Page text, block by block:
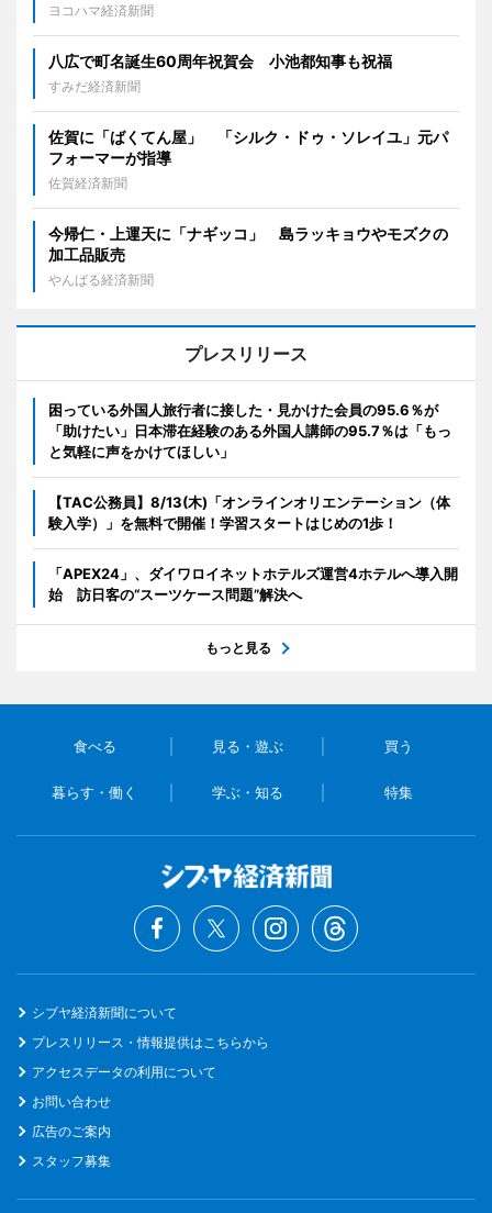
ヨコハマ経済新聞
八広で町名誕生60周年祝賀会 小池都知事も祝福
すみだ経済新聞
佐賀に「ばくてん屋」 「シルク・ドゥ・ソレイユ」元パ
フォーマーが指導
佐賀経済新聞
今帰仁・上運天に「ナギッコ」 島ラッキョウやモズクの
加工品販売
やんばる経済新聞
プレスリリース
困っている外国人旅行者に接した・見かけた会員の95.6％が
「助けたい」日本滞在経験のある外国人講師の95.7％は「もっ
と気軽に声をかけてほしい」
【TAC公務員】8/13(木)「オンラインオリエンテーション（体
験入学）」を無料で開催！学習スタートはじめの1歩！
「APEX24」、ダイワロイネットホテルズ運営4ホテルへ導入開
始 訪日客の“スーツケース問題”解決へ
もっと見る
食べる 見る・遊ぶ 買う
暮らす・働く 学ぶ・知る 特集
シブヤ経済新聞について
プレスリリース・情報提供はこちらから
アクセスデータの利用について
お問い合わせ
広告のご案内
スタッフ募集